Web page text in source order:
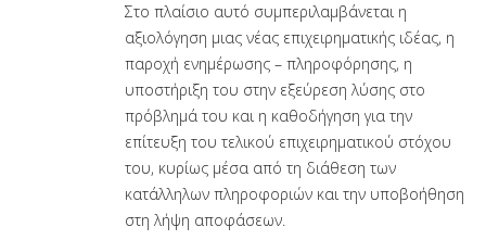
Στο πλαίσιο αυτό συμπεριλαμβάνεται η
αξιολόγηση μιας νέας επιχειρηματικής ιδέας, η
παροχή ενημέρωσης – πληροφόρησης, η
υποστήριξη του στην εξεύρεση λύσης στο
πρόβλημά του και η καθοδήγηση για την
επίτευξη του τελικού επιχειρηματικού στόχου
του, κυρίως μέσα από τη διάθεση των
κατάλληλων πληροφοριών και την υποβοήθηση
στη λήψη αποφάσεων.